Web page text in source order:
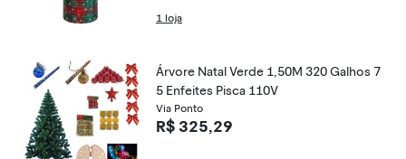
1 loja
Árvore Natal Verde 1,50M 320 Galhos 7
5 Enfeites Pisca 110V
Via Ponto
R$ 325,29